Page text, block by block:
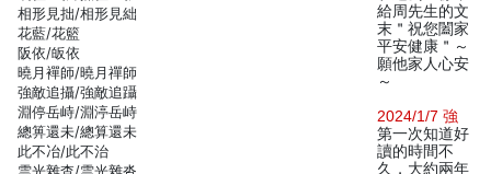
相形見拙/相形見絀
花藍/花籃
阪依/皈依
曉月襌師/曉月禪師
強敵追攝/強敵追躡
淵停岳峙/淵渟岳峙
總箅還未/總算還未
此不冶/此不治
給周先生的文
末＂祝您闔家
平安健康＂～
願他家人心安
～
2024/1/7 強
第一次知道好
讀的時間不
久，大約兩年